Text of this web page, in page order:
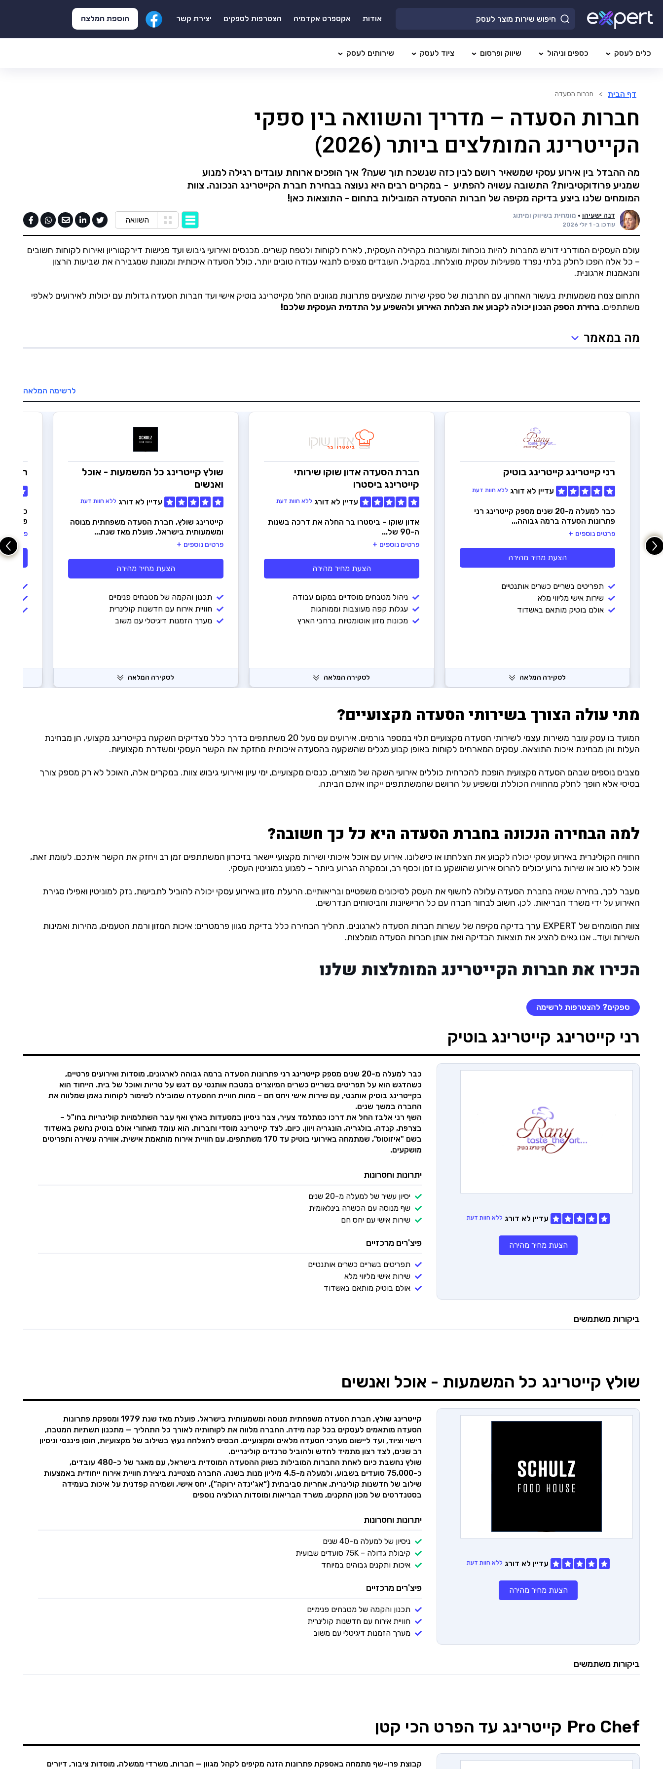
אודות אקספרט אקדמיה הצטרפות לספקים יצירת קשר הוספת המלצה
כלים לעסק כספים וניהול שיווק ופרסום ציוד לעסק שירותים לעסק
דף הבית > חברות הסעדה
חברות הסעדה – מדריך והשוואה בין ספקי
הקייטרינג המומלצים ביותר (2026)
מה ההבדל בין אירוע עסקי שמשאיר רושם לבין כזה שנשכח תוך שעה? איך הופכים ארוחת עובדים רגילה למנוע
שמניע פרודוקטיביות? התשובה עשויה להפתיע - במקרים רבים היא נעוצה בבחירת חברת הקייטרינג הנכונה. צוות
המומחים שלנו ביצע בדיקה מקיפה של חברות ההסעדה המובילות בתחום - התוצאות כאן!
דנה ישעיהו מומחית בשיווק ומיתוג
עודכן ב- 1 יולי 2026 השוואה
עולם העסקים המודרני דורש מחברות להיות נוכחות ומעורבות בקהילה העסקית, לארח לקוחות ולטפח קשרים. מכנסים ואירועי גיבוש ועד פגישות דירקטוריון ואירוח לקוחות חשובים
– כל אלה הפכו לחלק בלתי נפרד מפעילות עסקית מוצלחת. במקביל, העובדים מצפים לתנאי עבודה טובים יותר, כולל הסעדה איכותית ומגוונת שמגבירה את שביעות הרצון
והנאמנות ארגונית.
התחום צמח משמעותית בעשור האחרון, עם התרבות של ספקי שירות שמציעים פתרונות מגוונים החל מקייטרינג בוטיק אישי ועד חברות הסעדה גדולות עם יכולות לאירועים לאלפי
משתתפים. בחירת הספק הנכון יכולה לקבוע את הצלחת האירוע ולהשפיע על התדמית העסקית שלכם!
מה במאמר
לרשימה המלאה
רני קייטרינג קייטרינג בוטיק
עדיין לא דורג ללא חוות דעת
כבר למעלה מ-20 שנים מספק קייטרינג רני
פתרונות הסעדה ברמה גבוהה...
פרטים נוספים
הצעת מחיר מהירה
תפריטים בשריים כשרים אותנטיים
שירות אישי מליווי מלא
אולם בוטיק מותאם באשדוד
לסקירה המלאה
חברת הסעדה אדון שוקו שירותי
קייטרינג ביסטרו
עדיין לא דורג ללא חוות דעת
אדון שוקו – ביסטרו בר החלה את דרכה בשנות
ה-90 של...
פרטים נוספים
הצעת מחיר מהירה
ניהול מטבחים מוסדיים במקום עבודה
עגלות קפה מעוצבות וממותגות
מכונות מזון אוטומטיות ברחבי הארץ
לסקירה המלאה
שולץ קייטרינג כל המשמעות - אוכל
ואנשים
עדיין לא דורג ללא חוות דעת
קייטרינג שולץ, חברת הסעדה משפחתית מנוסה
ומשמעותית בישראל, פועלת מאז שנת...
פרטים נוספים
הצעת מחיר מהירה
תכנון והקמה של מטבחים פנימיים
חוויית אירוח עם חדשנות קולינרית
מערך הזמנות דיגיטלי עם משוב
לסקירה המלאה
רני
פרטים
מתי עולה הצורך בשירותי הסעדה מקצועיים?
המועד בו עסק עובר משירות עצמי לשירותי הסעדה מקצועיים תלוי במספר גורמים. אירועים עם מעל 20 משתתפים בדרך כלל מצדיקים השקעה בקייטרינג מקצועי, הן מבחינת
העלות והן מבחינת איכות התוצאה. עסקים המארחים לקוחות באופן קבוע מגלים שהשקעה בהסעדה איכותית מחזקת את הקשר העסקי ומשדרת מקצועיות.
מצבים נוספים שבהם הסעדה מקצועית הופכת להכרחית כוללים אירועי השקה של מוצרים, כנסים מקצועיים, ימי עיון ואירועי גיבוש צוות. במקרים אלה, האוכל לא רק מספק צורך
בסיסי אלא הופך לחלק מהחוויה הכוללת ומשפיע על הרושם שהמשתתפים ייקחו איתם הביתה.
למה הבחירה הנכונה בחברת הסעדה היא כל כך חשובה?
החוויה הקולינרית באירוע עסקי יכולה לקבוע את הצלחתו או כישלונו. אירוע עם אוכל איכותי ושירות מקצועי יישאר בזיכרון המשתתפים זמן רב ויחזק את הקשר איתכם. לעומת זאת,
אוכל לא טוב או שירות גרוע יכולים להרוס אירוע שהושקע בו זמן וכסף רב, ובמקרה הגרוע ביותר – לפגוע במוניטין העסקי.
מעבר לכך, בחירה שגויה בחברת הסעדה עלולה לחשוף את העסק לסיכונים משפטיים ובריאותיים. הרעלת מזון באירוע עסקי יכולה להוביל לתביעות, נזק למוניטין ואפילו סגירת
האירוע על ידי משרד הבריאות. לכן, חשוב לבחור חברה עם כל הרישיונות והביטוחים הנדרשים.
צוות המומחים של EXPERT ערך בדיקה מקיפה של עשרות חברות הסעדה לארגונים. תהליך הבחירה כלל בדיקת מגוון פרמטרים: איכות המזון ורמת הטעמים, מהירות ואמינות
השירות ועוד.. אנו גאים להציג את תוצאות הבדיקה ואת אותן חברות הסעדה מומלצות.
הכירו את חברות הקייטרינג המומלצות שלנו
ספקים? להצטרפות לרשימה
רני קייטרינג קייטרינג בוטיק
עדיין לא דורג ללא חוות דעת
הצעת מחיר מהירה
כבר למעלה מ-20 שנים מספק קייטרינג רני פתרונות הסעדה ברמה גבוהה לארגונים, מוסדות ואירועים פרטיים,
כשהדגש הוא על תפריטים בשריים כשרים המיוצרים במטבח אותנטי עם דגש על טריות ואוכל של בית. הייחוד הוא
בקייטרינג בוטיק אותנטי, עם שירות אישי ויחס חם – מהות חוויית ההסעדה שמובילה לשימור לקוחות נאמן שמלווה את
החברה במשך שנים.
השף רני אלבז החל את דרכו כמתלמד צעיר, צבר ניסיון במסעדות בארץ ואף עבר השתלמויות קולינריות בחו"ל –
בצרפת, קנדה, בולגריה, הונגריה ויוון. כיום, לצד קייטרינג מוסדי וחברות, הוא עומד מאחורי אולם בוטיק נחשק באשדוד
בשם "איזוטוס", שמתמחה באירועי בוטיק עד 170 משתתפים, עם חוויית אירוח מותאמת אישית, אווירה עשירה ותפריטים
מושקעים.
יתרונות וחסרונות
יסיון עשיר של למעלה מ-20 שנים
שף מנוסה עם הכשרה בינלאומית
שירות אישי עם יחס חם
פיצ'רים מרכזיים
תפריטים בשריים כשרים אותנטיים
שירות אישי מליווי מלא
אולם בוטיק מותאם באשדוד
ביקורות משתמשים
שולץ קייטרינג כל המשמעות - אוכל ואנשים
עדיין לא דורג ללא חוות דעת
הצעת מחיר מהירה
קייטרינג שולץ
, חברת הסעדה משפחתית מנוסה ומשמעותית בישראל, פועלת מאז שנת 1979 ומספקת פתרונות
הסעדה מותאמים לעסקים בכל קנה מידה. החברה מלווה את לקוחותיה לאורך כל התהליך — מתכנון תשתיות המטבח,
רישוי וציוד, ועד ליישום מערכי הסעדה מלאים ומקצועיים. הבסיס להצלחה נעוץ בשילוב של מקצועיות, חוסן פיננסי וניסיון
רב שנים, לצד רצון מתמיד לחדש ולהוביל טרנדים קולינריים.
שולץ נחשבת כיום לאחת החברות המובילות בשוק ההסעדה המוסדית בישראל, עם מאגר של כ-480 עובדים,
כ-75,000 סועדים בשבוע, ולמעלה מ-4.5 מיליון מנות בשנה. החברה מצטיינת ביצירת חוויית אירוח ייחודית באמצעות
שילוב של חדשנות קולינרית, אחריות סביבתית (“אג'ינדה ירוקה”), יחס אישי, ושמירה קפדנית על איכות בעמידה
בסטנדרטים של מכון התקנים, משרד הבריאות ומוסדות רגולציה נוספים
יתרונות וחסרונות
ניסיון של למעלה מ-40 שנים
קיבולת גדולה – 75K סועדים שבועית
איכות ותקנים גבוהים במיוחד
פיצ'רים מרכזיים
תכנון והקמה של מטבחים פנימיים
חוויית אירוח עם חדשנות קולינרית
מערך הזמנות דיגיטלי עם משוב
ביקורות משתמשים
Pro Chef קייטרינג עד הפרט הכי קטן
קבוצת פרו-שף מתמחה באספקת פתרונות הזנה מקיפים לקהל מגוון — חברות, משרדי ממשלה, מוסדות ציבור, דיורים